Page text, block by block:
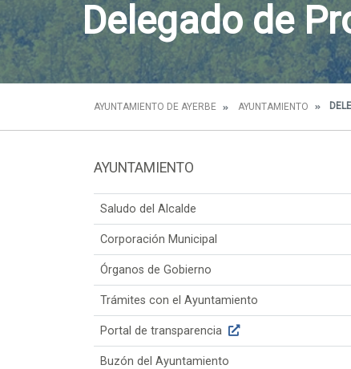
Delegado de
AYUNTAMIENTO DE AYERBE AYUNTAMIENTO
AYUNTAMIENTO
Saludo del Alcalde
Corporación Municipal
Órganos de Gobierno
Trámites con el Ayuntamiento
Portal de transparencia
Buzón del Ayuntamiento